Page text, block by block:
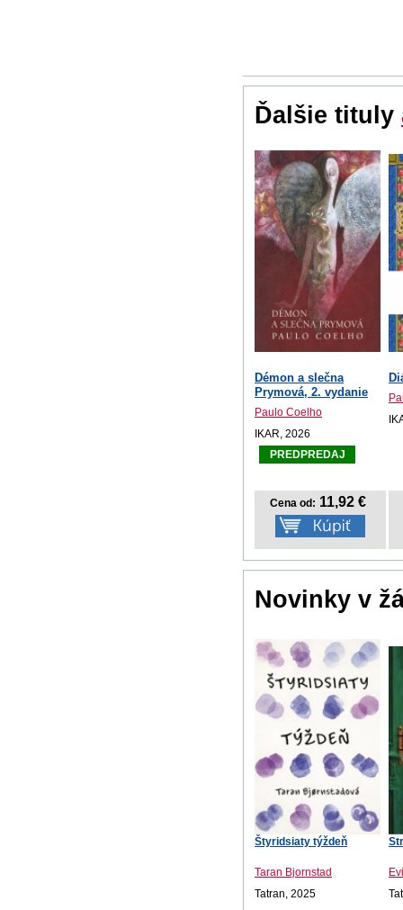
Ďalšie tituly
Démon a slečna
Prymová, 2. vydanie
Paulo Coelho
IKAR, 2026
PREDPREDAJ
Cena od: 11,92 €
Novinky v
Štyridsiaty týždeň
Taran Bjornstad
Tatran, 2025